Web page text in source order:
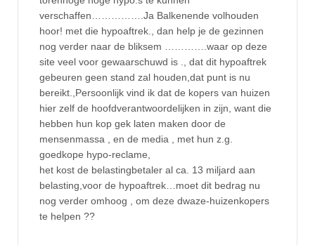
verschaffen…………….Ja Balkenende volhouden
hoor! met die hypoaftrek., dan help je de gezinnen
nog verder naar de bliksem ………….waar op deze
site veel voor gewaarschuwd is ., dat dit hypoaftrek
gebeuren geen stand zal houden,dat punt is nu
bereikt.,Persoonlijk vind ik dat de kopers van huizen
hier zelf de hoofdverantwoordelijken in zijn, want die
hebben hun kop gek laten maken door de
mensenmassa , en de media , met hun z.g.
goedkope hypo-reclame,
het kost de belastingbetaler al ca. 13 miljard aan
belasting,voor de hypoaftrek…moet dit bedrag nu
nog verder omhoog , om deze dwaze-huizenkopers
te helpen ??